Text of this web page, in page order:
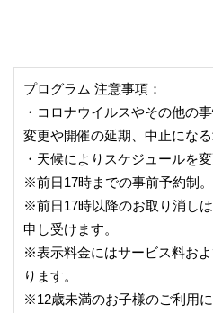
プログラム 注意事項：
・コロナウイルスやその他の
変更や開催の延期、中止になる
・天候によりスケジュールを
※前日17時までの事前予約制。
※前日17時以降のお取り消し
申し受けます。
※表示料金にはサービス料お
ります。
※12歳未満のお子様のご利用